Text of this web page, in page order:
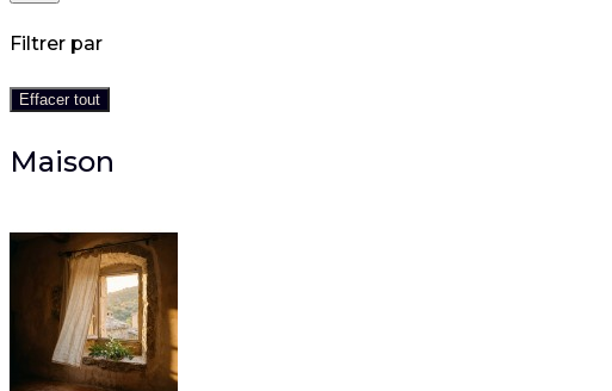
Filtrer par
Effacer tout
Maison